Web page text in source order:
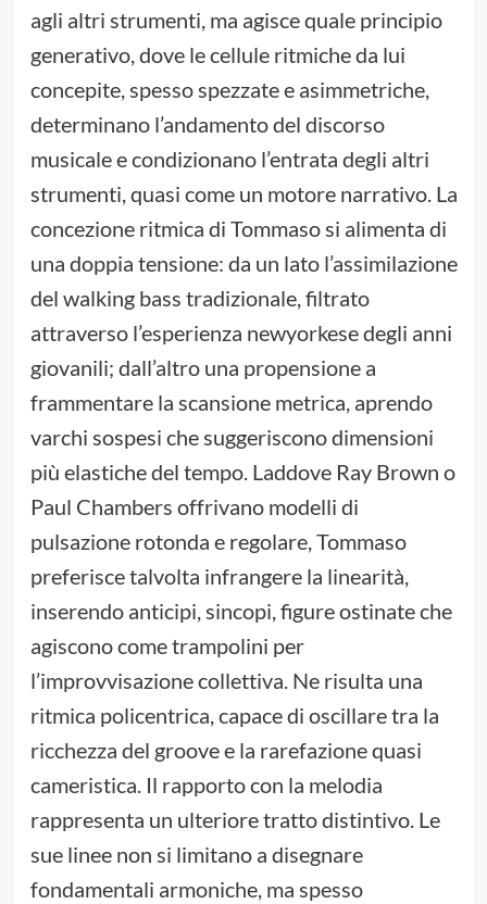
agli altri strumenti, ma agisce quale principio
generativo, dove le cellule ritmiche da lui
concepite, spesso spezzate e asimmetriche,
determinano l’andamento del discorso
musicale e condizionano l’entrata degli altri
strumenti, quasi come un motore narrativo. La
concezione ritmica di Tommaso si alimenta di
una doppia tensione: da un lato l’assimilazione
del walking bass tradizionale, filtrato
attraverso l’esperienza newyorkese degli anni
giovanili; dall’altro una propensione a
frammentare la scansione metrica, aprendo
varchi sospesi che suggeriscono dimensioni
più elastiche del tempo. Laddove Ray Brown o
Paul Chambers offrivano modelli di
pulsazione rotonda e regolare, Tommaso
preferisce talvolta infrangere la linearità,
inserendo anticipi, sincopi, figure ostinate che
agiscono come trampolini per
l’improvvisazione collettiva. Ne risulta una
ritmica policentrica, capace di oscillare tra la
ricchezza del groove e la rarefazione quasi
cameristica. Il rapporto con la melodia
rappresenta un ulteriore tratto distintivo. Le
sue linee non si limitano a disegnare
fondamentali armoniche, ma spesso